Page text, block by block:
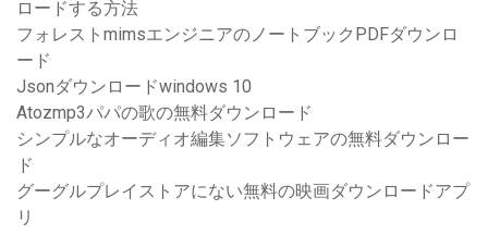
ロードする方法
フォレストmimsエンジニアのノートブックPDFダウンロ
ード
Jsonダウンロードwindows 10
Atozmp3パパの歌の無料ダウンロード
シンプルなオーディオ編集ソフトウェアの無料ダウンロー
ド
グーグルプレイストアにない無料の映画ダウンロードアプ
リ